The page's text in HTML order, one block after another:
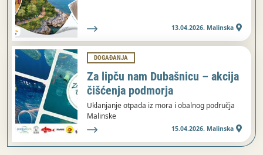
13.04.2026. Malinska
DOGAĐANJA
Za lipču nam Dubašnicu – akcija
čišćenja podmorja
Uklanjanje otpada iz mora i obalnog područja
Malinske
15.04.2026. Malinska